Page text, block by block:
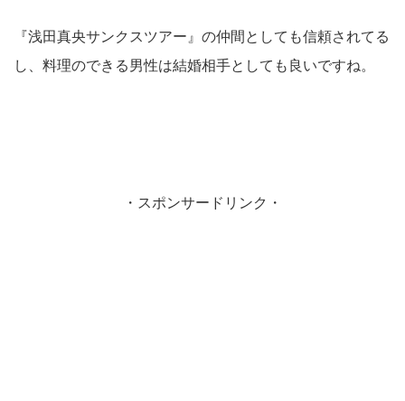
『浅田真央サンクスツアー』の仲間としても信頼されてる
し、料理のできる男性は結婚相手としても良いですね。
・スポンサードリンク・